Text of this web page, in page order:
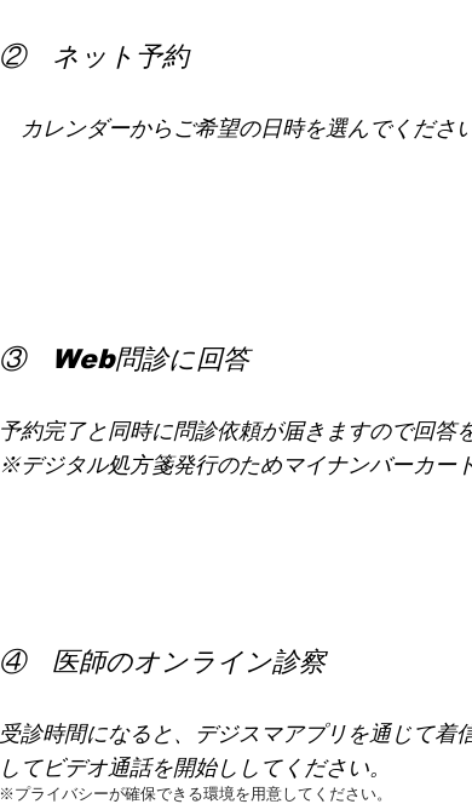
② ネット予約
カレンダーからご希望の日時を選んでください
③ Web問診に回答
予約完了と同時に問診依頼が届きますので回答
※デジタル処方箋発行のためマイナンバーカー
④ 医師のオンライン診察
受診時間になると、デジスマアプリを通じて着
してビデオ通話を開始ししてください。
※プライバシーが確保できる環境を用意してください。